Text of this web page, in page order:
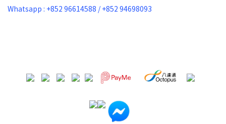
Whatsapp : +852 96614588 / +852 94698093